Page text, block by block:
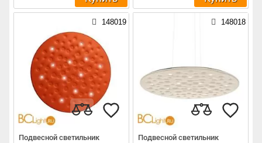
148019
Подвесной светильник
148018
Подвесной светильник